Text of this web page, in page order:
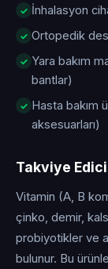
İnhalasyon
Ortopedik
Yara bakım
bantlar)
Hasta bakım
aksesuarları)
Takviye
Vitamin (A, B
çinko, demir,
probiyotikler ve
bulunur. Bu